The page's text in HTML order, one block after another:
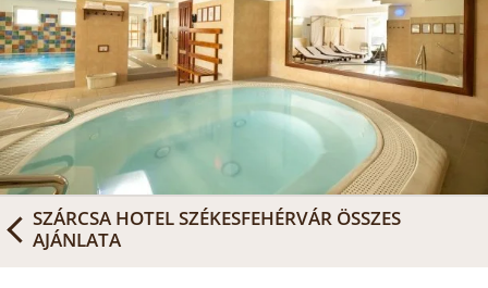
SZÁRCSA HOTEL SZÉKESFEHÉRVÁR ÖSSZES
AJÁNLATA